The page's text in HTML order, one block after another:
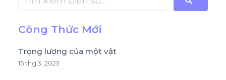
Công Thức Mới
Trọng lượng của một vật
15 thg 3, 2023